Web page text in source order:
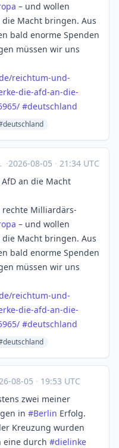
– und wollen
Macht bringen. Aus
bald enorme Spenden
müssen wir uns
reichtum-und-
die-afd-an-die-
#deutschland
·2026-08-05 · 21:34 UTC
an die Macht
rechte Milliardärs-
– und wollen
Macht bringen. Aus
bald enorme Spenden
müssen wir uns
reichtum-und-
die-afd-an-die-
#deutschland
08-05 · 19:53 UTC
zwei meiner
in #Berlin Erfolg.
Kreuzung wurden
eine durch #dielinke